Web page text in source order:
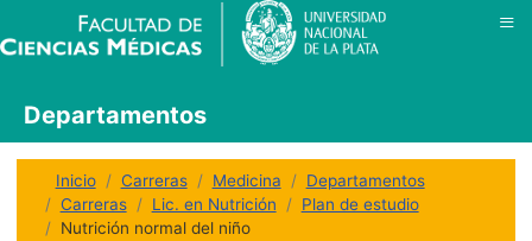
Inicio Carreras Medicina
Departamentos
Carreras
Lic. en Nutrición
Plan de estudio
Nutrición normal del niño
Departamentos
≡